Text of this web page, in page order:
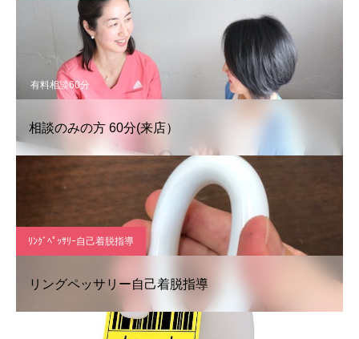
有料相談60分
相談のみの方 60分(来店）
ﾘﾝｸﾞﾍﾟｯｻﾘｰ自己着脱指導
リングペッサリー自己着脱指導